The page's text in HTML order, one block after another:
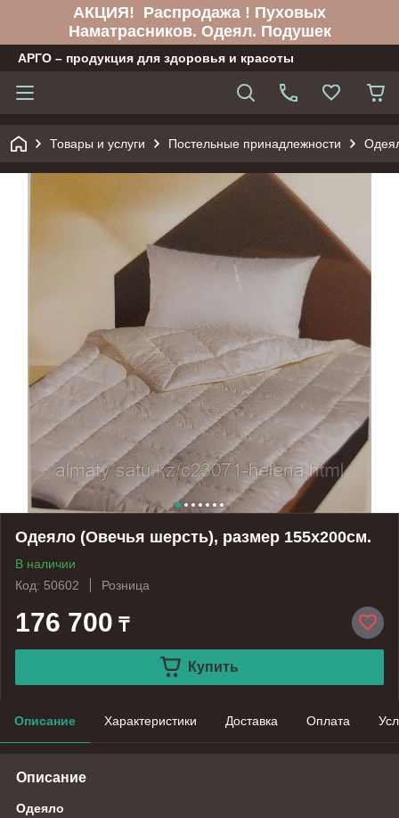
АКЦИЯ! Распродажа ! Пуховых
Наматрасников. Одеял. Подушек
АРГО – продукция для здоровья и красоты
Товары и услуги Постельные принадлежности
Одеяло (Овечья шерсть), размер 155х200см.
В наличии
Код: 50602
Розница
176 700 ₸
Купить
Описание Характеристики Доставка Оплата
Описание
Одеяло